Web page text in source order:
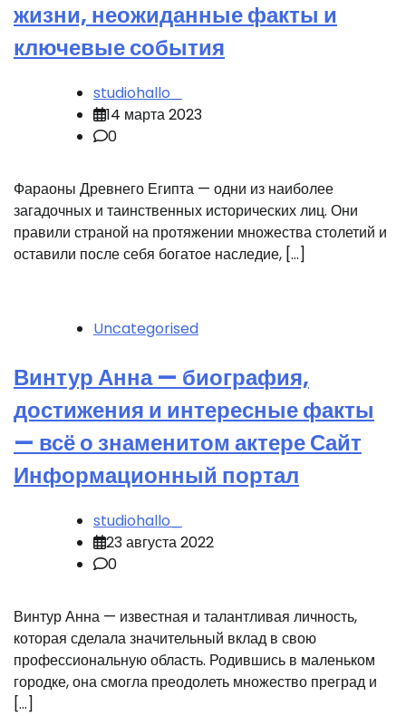
жизни, неожиданные факты и
ключевые события
studiohallo_
14 марта 2023
0
Фараоны Древнего Египта — одни из наиболее
загадочных и таинственных исторических лиц. Они
правили страной на протяжении множества столетий и
оставили после себя богатое наследие, […]
Uncategorised
Винтур Анна — биография,
достижения и интересные факты
— всё о знаменитом актере Сайт
Информационный портал
studiohallo_
23 августа 2022
0
Винтур Анна — известная и талантливая личность,
которая сделала значительный вклад в свою
профессиональную область. Родившись в маленьком
городке, она смогла преодолеть множество преград и
[…]